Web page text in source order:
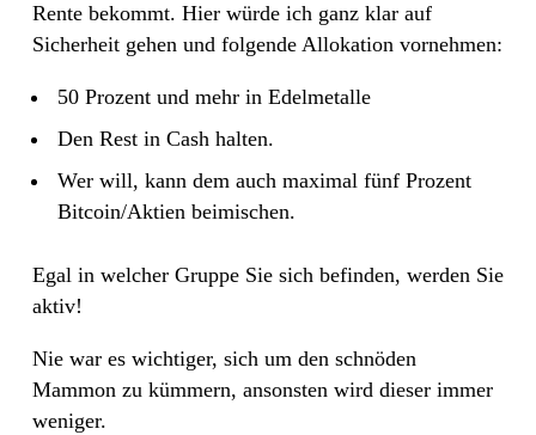
Rente bekommt. Hier würde ich ganz klar auf
Sicherheit gehen und folgende Allokation vornehmen:
50 Prozent und mehr in Edelmetalle
Den Rest in Cash halten.
Wer will, kann dem auch maximal fünf Prozent
Bitcoin/Aktien beimischen.
Egal in welcher Gruppe Sie sich befinden, werden Sie
aktiv!
Nie war es wichtiger, sich um den schnöden
Mammon zu kümmern, ansonsten wird dieser immer
weniger.